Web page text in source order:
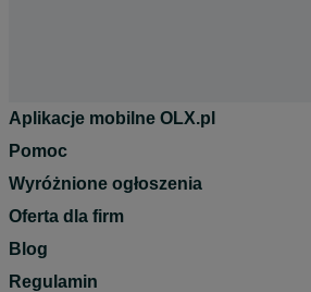
Aplikacje mobilne OLX.pl
Pomoc
Wyróżnione ogłoszenia
Oferta dla firm
Blog
Regulamin